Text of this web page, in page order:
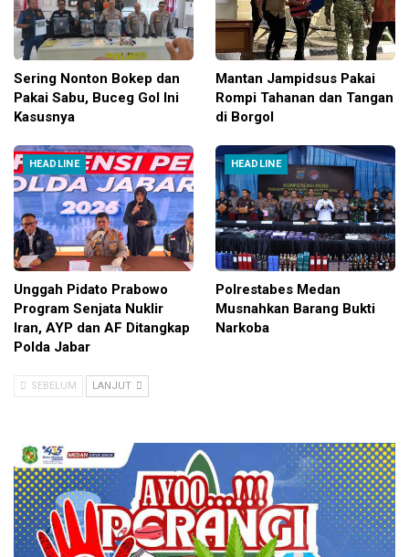
Sering Nonton Bokep dan
Pakai Sabu, Buceg Gol Ini
Kasusnya
Mantan Jampidsus Pakai
Rompi Tahanan dan Tangan
di Borgol
HEADLINE
Unggah Pidato Prabowo
Program Senjata Nuklir
Iran, AYP dan AF Ditangkap
Polda Jabar
HEADLINE
Polrestabes Medan
Musnahkan Barang Bukti
Narkoba
SEBELUM LANJUT